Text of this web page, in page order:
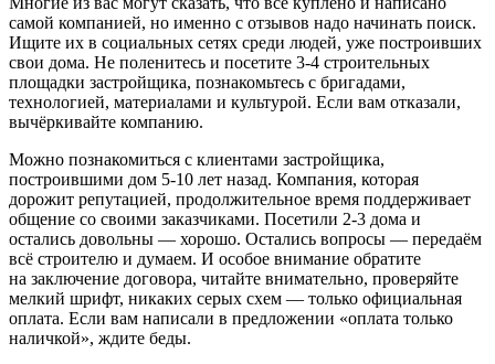
самой компанией, но именно с отзывов надо начинать поиск.
Ищите их в социальных сетях среди людей, уже построивших
свои дома. Не поленитесь и посетите 3-4 строительных
площадки застройщика, познакомьтесь с бригадами,
технологией, материалами и культурой. Если вам отказали,
вычёркивайте компанию.
Можно познакомиться с клиентами застройщика,
построившими дом 5-10 лет назад. Компания, которая
дорожит репутацией, продолжительное время поддерживает
общение со своими заказчиками. Посетили 2-3 дома и
остались довольны — хорошо. Остались вопросы — передаём
всё строителю и думаем. И особое внимание обратите
на заключение договора, читайте внимательно, проверяйте
мелкий шрифт, никаких серых схем — только официальная
оплата. Если вам написали в предложении «оплата только
наличкой», ждите беды.